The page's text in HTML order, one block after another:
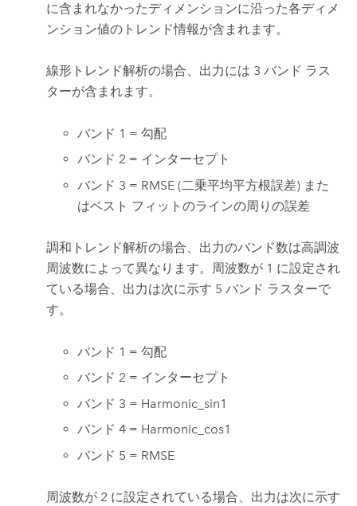
に含まれなかったディメンションに沿った各ディメ
ンション値のトレンド情報が含まれます。
線形トレンド解析の場合、出力には 3 バンド ラス
ターが含まれます。
バンド 1 = 勾配
バンド 2 = インターセプト
バンド 3 = RMSE (二乗平均平方根誤差) また
はベスト フィットのラインの周りの誤差
調和トレンド解析の場合、出力のバンド数は高調波
周波数によって異なります。周波数が 1 に設定され
ている場合、出力は次に示す 5 バンド ラスターで
す。
バンド 1 = 勾配
バンド 2 = インターセプト
バンド 3 = Harmonic_sin1
バンド 4 = Harmonic_cos1
バンド 5 = RMSE
周波数が 2 に設定されている場合、出力は次に示す